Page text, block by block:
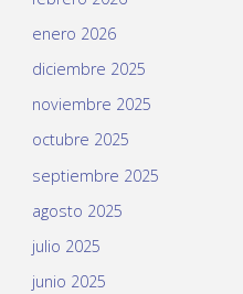
enero 2026
diciembre 2025
noviembre 2025
octubre 2025
septiembre 2025
agosto 2025
julio 2025
junio 2025